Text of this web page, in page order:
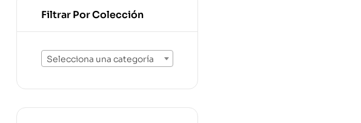
Filtrar Por Colección
Selecciona una categoría